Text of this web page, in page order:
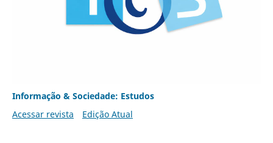
Informação & Sociedade: Estudos
Acessar revista
Edição Atual